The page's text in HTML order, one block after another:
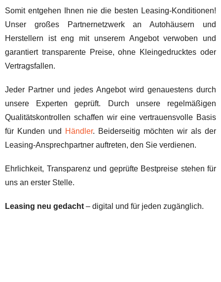
Somit entgehen Ihnen nie die besten Leasing-Konditionen!
Unser großes Partnernetzwerk an Autohäusern und
Herstellern ist eng mit unserem Angebot verwoben und
garantiert transparente Preise, ohne Kleingedrucktes oder
Vertragsfallen.
Jeder Partner und jedes Angebot wird genauestens durch
unsere Experten geprüft. Durch unsere regelmäßigen
Qualitätskontrollen schaffen wir eine vertrauensvolle Basis
für Kunden und
Händler. Beiderseitig möchten wir als der
Leasing-Ansprechpartner auftreten, den Sie verdienen.
Ehrlichkeit, Transparenz und geprüfte Bestpreise stehen für
uns an erster Stelle.
Leasing neu gedacht – digital und für jeden zugänglich.